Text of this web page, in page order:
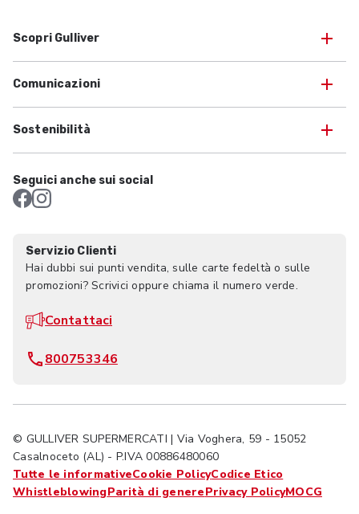
Scopri Gulliver
Comunicazioni
Sostenibilità
Seguici anche sui social
Servizio Clienti
Hai dubbi sui punti vendita, sulle carte fedeltà o sulle
promozioni? Scrivici oppure chiama il numero verde.
Contattaci
800753346
© GULLIVER SUPERMERCATI | Via Voghera, 59 - 15052
Casalnoceto (AL) - P.IVA 00886480060
Tutte le informativeCookie PolicyCodice Etico
WhistleblowingParità di generePrivacy PolicyMOCG